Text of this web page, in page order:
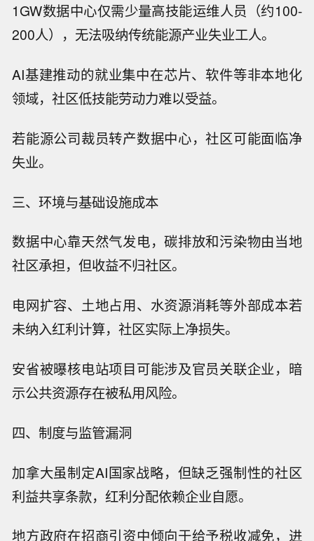
1GW数据中心仅需少量高技能运维人员（约100-
200人），无法吸纳传统能源产业失业工人。
AI基建推动的就业集中在芯片、软件等非本地化
领域，社区低技能劳动力难以受益。
若能源公司裁员转产数据中心，社区可能面临净
失业。
三、环境与基础设施成本
数据中心靠天然气发电，碳排放和污染物由当地
社区承担，但收益不归社区。
电网扩容、土地占用、水资源消耗等外部成本若
未纳入红利计算，社区实际上净损失。
安省被曝核电站项目可能涉及官员关联企业，暗
示公共资源存在被私用风险。
四、制度与监管漏洞
加拿大虽制定AI国家战略，但缺乏强制性的社区
利益共享条款，红利分配依赖企业自愿。
地方政府在招商引资中倾向于给予税收减免，进